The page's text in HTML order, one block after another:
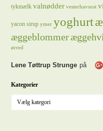
tykmælk valnødder vesterhavsost
yacon sirup ymer yoghurt
æggeblommer
ørred
Lene Tøttrup Strunge på
Kategorier